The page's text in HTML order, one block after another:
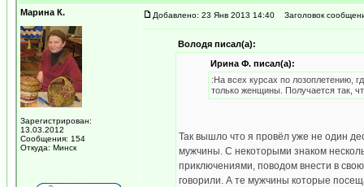
Марина К.
Зарегистрирован:
13.03.2012
Сообщения: 154
Откуда: Минск
Добавлено: 23 Янв 2013 14:40 Заголовок
Володя писал(а):
Ирина Ф. писал(а):
:На всех курсах по лозоплетению,
только женщины. Получается так,
Так вышло что я провёл уже не один
мужчины. С некоторыми знаком
приключениями, поводом внести в
говорили. А те мужчины которые